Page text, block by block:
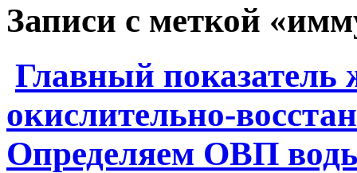
Записи с меткой
Главный показатель
окислительно-
Определяем ОВП